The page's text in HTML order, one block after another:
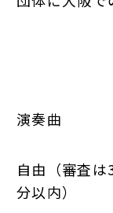
演奏曲
自由（審査
分以内）